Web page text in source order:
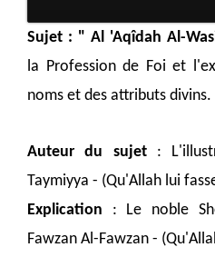
11 (11) Al-'Aqidah Al-Waasitiyyah -
12 (12) Al-'Aqidah Al-Waasitiyyah -
Hayiti_2006_11_12
14 (14) Al-'Aqidah Al-Waasitiyyah
Hayiti_2006_11_26
Hayiti_2006_12_03
16 (16) Al-'Aqidah Al-Waasitiyyah
Sujet : " Al 'Aqîdah Al-
la Profession de Foi et
noms et des attributs divins.
Auteur du sujet:
Taymiyya - (Qu'Allah lui
Explication : Le noble
Fawzan Al-Fawzan -